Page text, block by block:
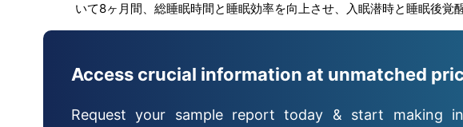
いて8ヶ月間、総睡眠時間と睡眠効率を向上させ、入眠潜時と睡眠後覚
Access crucial information at unmatched
Request your sample report today & start making